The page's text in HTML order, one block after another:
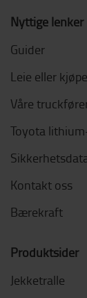
Nyttige lenker
Guider
Leie eller
Våre
Toyota
Kontakt oss
Bærekraft
Produktsider
Jekketralle